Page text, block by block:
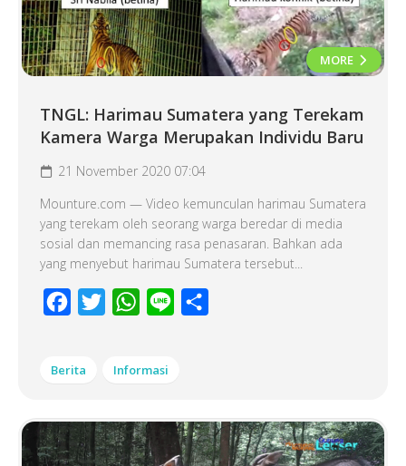
MORE
TNGL: Harimau Sumatera yang Terekam
Kamera Warga Merupakan Individu Baru
21 November 2020 07:04
Mounture.com — Video kemunculan harimau Sumatera
yang terekam oleh seorang warga beredar di media
sosial dan memancing rasa penasaran. Bahkan ada
yang menyebut harimau Sumatera tersebut...
Facebook
Twitter WhatsApp
Line
Berita Informasi